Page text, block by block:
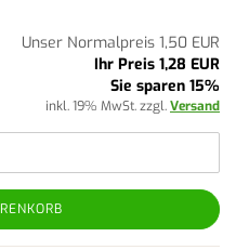
Unser Normalpreis 1,50 EUR
Ihr Preis 1,28 EUR
Sie sparen 15%
inkl. 19% MwSt. zzgl.Versand